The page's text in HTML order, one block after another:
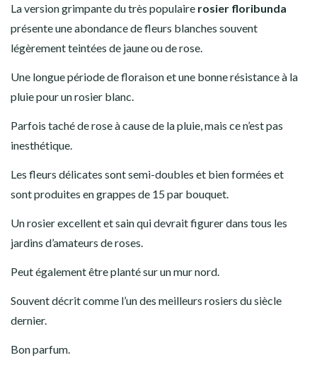
La version grimpante du très populaire rosier floribunda
présente une abondance de fleurs blanches souvent
légèrement teintées de jaune ou de rose.
Une longue période de floraison et une bonne résistance à la
pluie pour un rosier blanc.
Parfois taché de rose à cause de la pluie, mais ce n’est pas
inesthétique.
Les fleurs délicates sont semi-doubles et bien formées et
sont produites en grappes de 15 par bouquet.
Un rosier excellent et sain qui devrait figurer dans tous les
jardins d’amateurs de roses.
Peut également être planté sur un mur nord.
Souvent décrit comme l’un des meilleurs rosiers du siècle
dernier.
Bon parfum.